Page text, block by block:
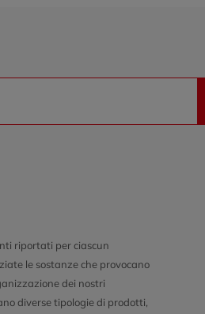
riportati per ciascun
le sostanze che provocano
dei nostri
diverse tipologie di prodotti,